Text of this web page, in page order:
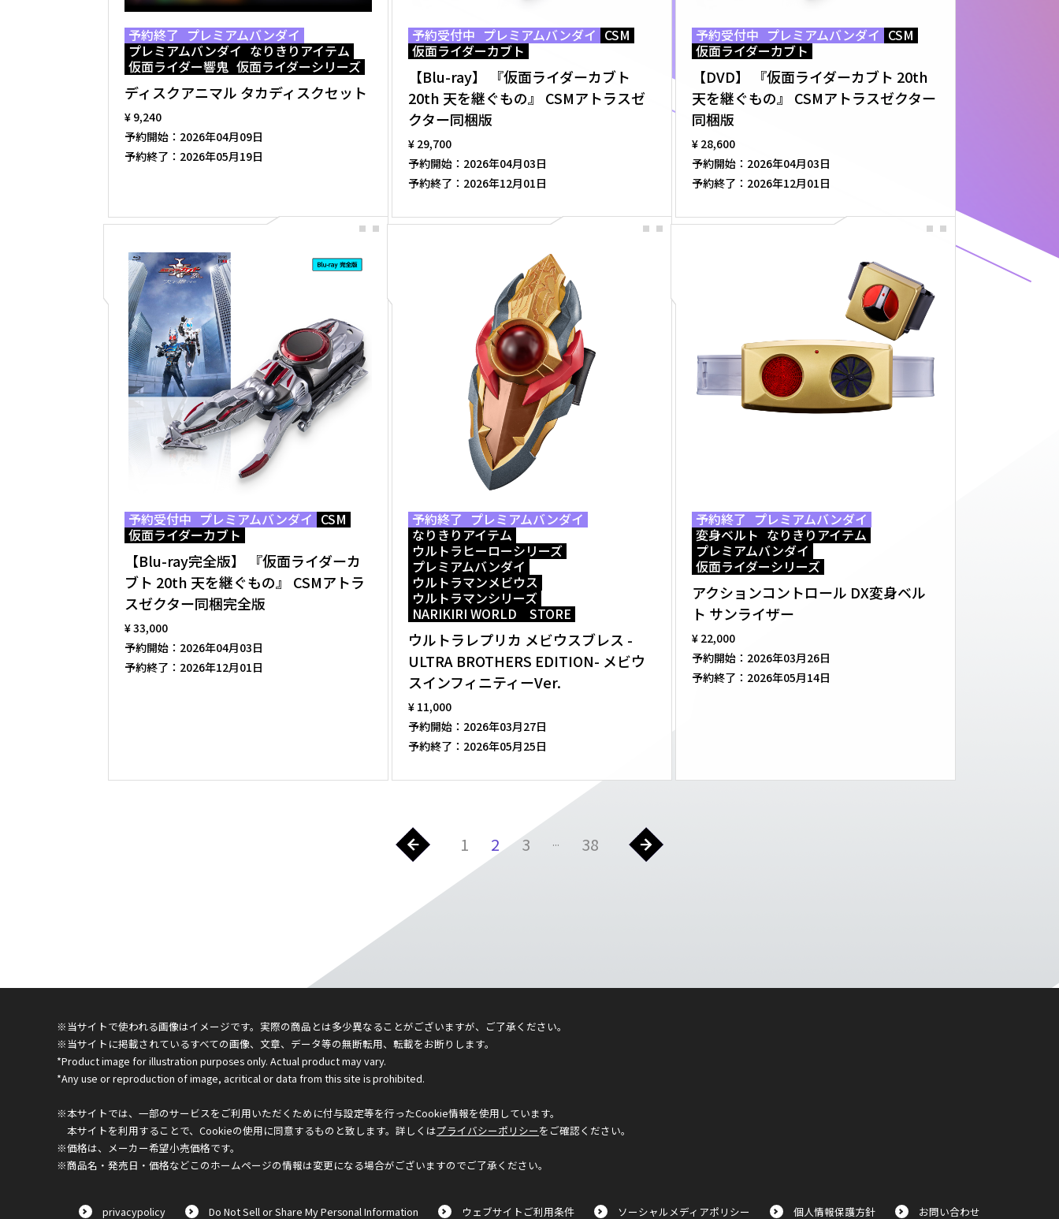
予約終了 プレミアムバンダイ
プレミアムバンダイ なりきりアイテム
仮面ライダー響鬼 仮面ライダーシリーズ
ディスクアニマル タカディスクセット
¥ 9,240
予約開始： 2026年04月09日
予約終了： 2026年05月19日
予約受付中 プレミアムバンダイ CSM
仮面ライダーカブト
【Blu-ray】 『仮面ライダーカブト
20th 天を継ぐもの』 CSMアトラスゼ
クター同梱版
¥ 29,700
予約開始： 2026年04月03日
予約終了： 2026年12月01日
予約受付中 プレミアムバンダイ CSM
仮面ライダーカブト
【DVD】 『仮面ライダーカブト 20th
天を継ぐもの』 CSMアトラスゼクター
同梱版
¥ 28,600
予約開始： 2026年04月03日
予約終了： 2026年12月01日
予約受付中 プレミアムバンダイ CSM
仮面ライダーカブト
【Blu-ray完全版】 『仮面ライダーカ
ブト 20th 天を継ぐもの』 CSMアトラ
スゼクター同梱完全版
¥ 33,000
予約開始： 2026年04月03日
予約終了： 2026年12月01日
予約終了 プレミアムバンダイ
なりきりアイテム
ウルトラヒーローシリーズ
プレミアムバンダイ
ウルトラマンメビウス
ウルトラマンシリーズ
NARIKIRI WORLD STORE
ウルトラレプリカ メビウスブレス -
ULTRA BROTHERS EDITION- メビウ
スインフィニティーVer.
¥ 11,000
予約開始： 2026年03月27日
予約終了： 2026年05月25日
予約終了 プレミアムバンダイ
変身ベルト なりきりアイテム
プレミアムバンダイ
仮面ライダーシリーズ
アクションコントロール DX変身ベル
ト サンライザー
¥ 22,000
予約開始： 2026年03月26日
予約終了： 2026年05月14日
1 2 3 ... 38
※当サイトで使われる画像はイメージです。実際の商品とは多少異なることがございますが、ご了承ください。
※当サイトに掲載されているすべての画像、文章、データ等の無断転用、転載をお断りします。
*Product image for illustration purposes only. Actual product may vary.
*Any use or reproduction of image, acritical or data from this site is prohibited.
※本サイトでは、一部のサービスをご利用いただくために付与設定等を行ったCookie情報を使用しています。
本サイトを利用することで、Cookieの使用に同意するものと致します。詳しくはプライバシーポリシーをご確認ください。
※価格は、メーカー希望小売価格です。
※商品名・発売日・価格などこのホームページの情報は変更になる場合がございますのでご了承ください。
privacypolicy Do Not Sell or Share My Personal Information ウェブサイトご利用条件 ソーシャルメディアポリシー 個人情報保護方針 お問い合わせ